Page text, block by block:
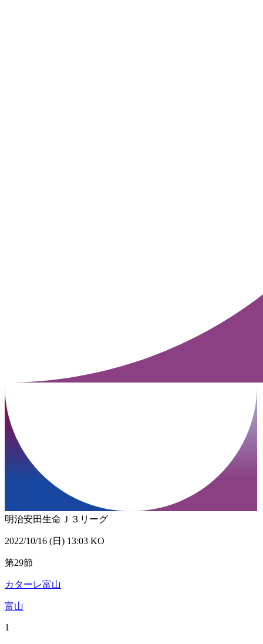
明治安田生命Ｊ３リーグ
2022/10/16 (日) 13:03 KO
第29節
カターレ富山
富山
1